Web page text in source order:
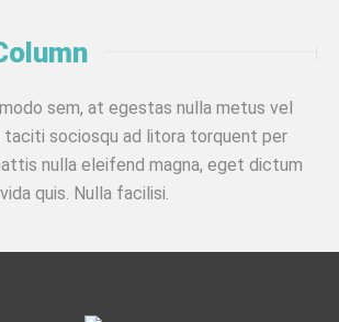
sem, at egestas nulla metus vel
sociosqu ad litora torquent per
nulla eleifend magna, eget dictum
quis. Nulla facilisi.